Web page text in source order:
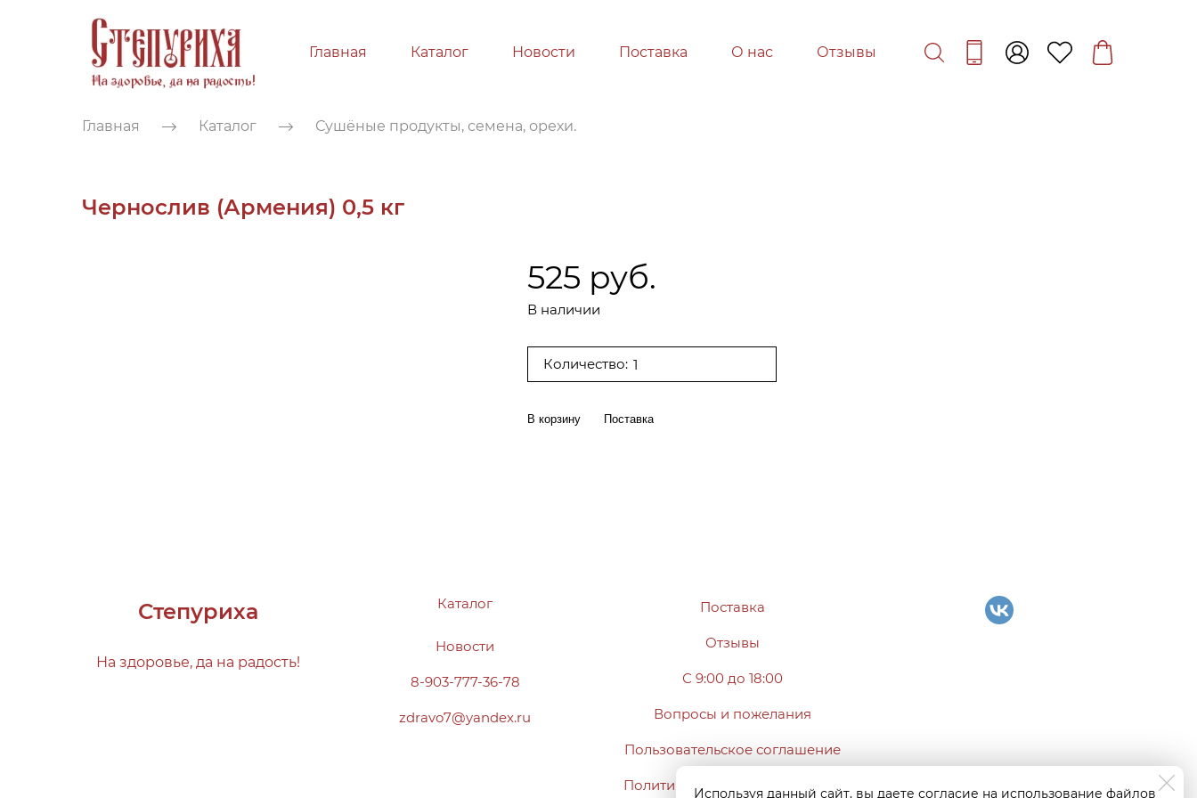
Главная Каталог Новости Поставка О нас Отзывы
Главная Каталог Сушёные продукты, семена, орехи.
Чернослив (Армения) 0,5 кг
525 руб.
В наличии
Количество:
В корзину Поставка
Используя данный сайт, вы даете согласие на использование файлов
Степуриха
На здоровье, да на радость!
Каталог
Новости
8-903-777-36-78
zdravo7@yandex.ru
Поставка
Отзывы
С 9:00 до 18:00
Вопросы и пожелания
Пользовательское соглашение
Политика конфиденциальноси